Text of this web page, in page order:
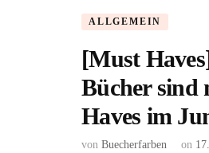
ALLGEMEIN
[Must
Bücher sind
Haves im
von Buecherfarben on